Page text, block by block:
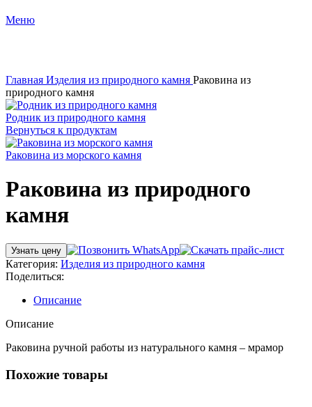
Меню
Главная Изделия из природного камня Раковина из
природного камня
Родник из природного камня
Вернуться к продуктам
Раковина из морского камня
Раковина из природного
камня
Узнать цену
Категория: Изделия из природного камня
Поделиться:
Описание
Описание
Раковина ручной работы из натурального камня – мрамор
Похожие товары